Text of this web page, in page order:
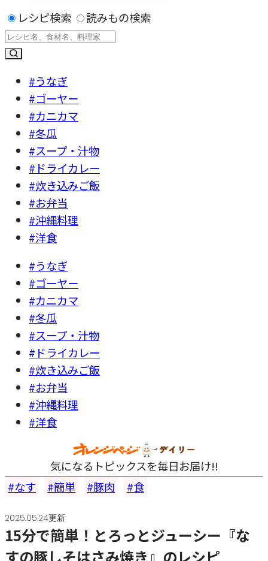
レシピ検索
読みもの検索
#うなぎ
#ゴーヤー
#カニカマ
#冬瓜
#スープ・汁物
#ドライカレー
#炊き込みご飯
#お弁当
#沖縄料理
#洋食
#うなぎ
#ゴーヤー
#カニカマ
#冬瓜
#スープ・汁物
#ドライカレー
#炊き込みご飯
#お弁当
#沖縄料理
#洋食
気になるトピックスを毎日お届け!!
なす
簡単 豚肉 食
2025.05.24更新
15分で簡単！とろっとジューシー『な
すの豚しそはさみ焼き』のレシピ